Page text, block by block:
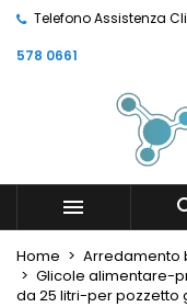
Telefono Assistenza
578 0661

Home Arredamento
Glicole alimentare-
da 25 litri-per pozzetto